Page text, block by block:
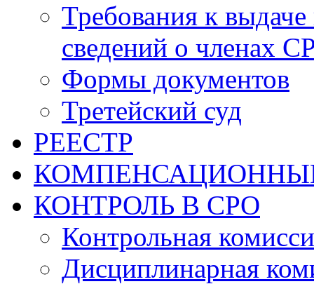
Требования к
сведений о членах
Формы документов
Третейский суд
РЕЕСТР
КОНТРОЛЬ В СРО
Контрольная
Дисциплинарная